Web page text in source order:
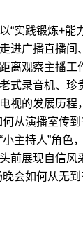
践锻炼+能
进广播直播间
离观察主播
式录音机、珍
视的发展历
从演播室传
主持人”角色
前展现自信
晚会如何从无